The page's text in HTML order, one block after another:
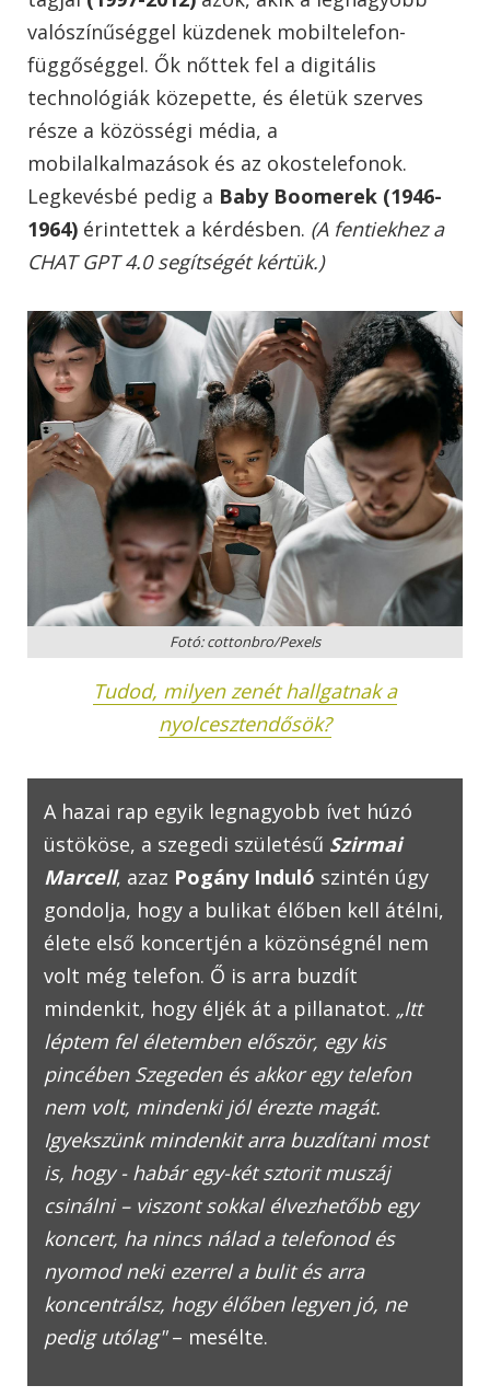
valószínűséggel küzdenek mobiltelefon-
függőséggel. Ők nőttek fel a digitális
technológiák közepette, és életük szerves
része a közösségi média, a
mobilalkalmazások és az okostelefonok.
Legkevésbé pedig a Baby Boomerek (1946-
1964) érintettek a kérdésben. (A fentiekhez a
CHAT GPT 4.0 segítségét kértük.)
Fotó: cottonbro/Pexels
Tudod, milyen zenét hallgatnak a
nyolcesztendősök?
A hazai rap egyik legnagyobb ívet húzó
üstököse, a szegedi születésű Szirmai
Marcell, azaz Pogány Induló szintén úgy
gondolja, hogy a bulikat élőben kell átélni,
élete első koncertjén a közönségnél nem
volt még telefon. Ő is arra buzdít
mindenkit, hogy éljék át a pillanatot. „Itt
léptem fel életemben először, egy kis
pincében Szegeden és akkor egy telefon
nem volt, mindenki jól érezte magát.
Igyekszünk mindenkit arra buzdítani most
is, hogy - habár egy-két sztorit muszáj
csinálni – viszont sokkal élvezhetőbb egy
koncert, ha nincs nálad a telefonod és
nyomod neki ezerrel a bulit és arra
koncentrálsz, hogy élőben legyen jó, ne
pedig utólag"– mesélte.